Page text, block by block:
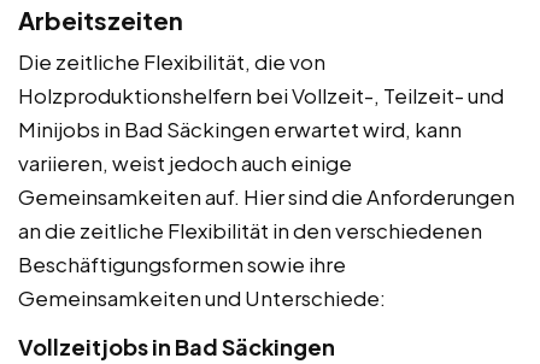
Arbeitszeiten
Die zeitliche Flexibilität, die von
Holzproduktionshelfern bei Vollzeit-, Teilzeit- und
Minijobs in Bad Säckingen erwartet wird, kann
variieren, weist jedoch auch einige
Gemeinsamkeiten auf. Hier sind die Anforderungen
an die zeitliche Flexibilität in den verschiedenen
Beschäftigungsformen sowie ihre
Gemeinsamkeiten und Unterschiede:
Vollzeitjobs in Bad Säckingen